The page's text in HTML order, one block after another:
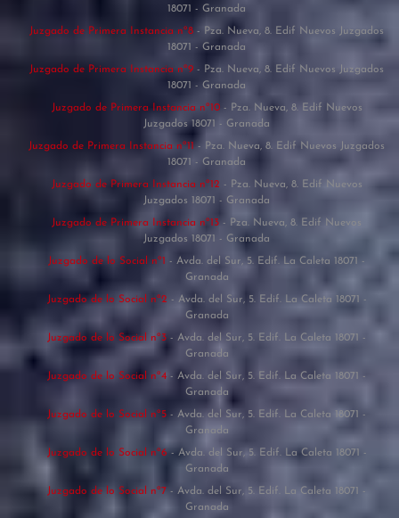
18071 - Granada
Juzgado de Primera Instancia nº8 - Pza. Nueva, 8. Edif Nuevos Juzgados
18071 - Granada
Juzgado de Primera Instancia nº9 - Pza. Nueva, 8. Edif Nuevos Juzgados
18071 - Granada
Juzgado de Primera Instancia nº10 - Pza. Nueva, 8. Edif Nuevos
Juzgados 18071 - Granada
Juzgado de Primera Instancia nº11 - Pza. Nueva, 8. Edif Nuevos Juzgados
18071 - Granada
Juzgado de Primera Instancia nº12 - Pza. Nueva, 8. Edif Nuevos
Juzgados 18071 - Granada
Juzgado de Primera Instancia nº13 - Pza. Nueva, 8. Edif Nuevos
Juzgados 18071 - Granada
Juzgado de lo Social nº1 - Avda. del Sur, 5. Edif. La Caleta 18071 -
Granada
Juzgado de lo Social nº2 - Avda. del Sur, 5. Edif. La Caleta 18071 -
Granada
Juzgado de lo Social nº3 - Avda. del Sur, 5. Edif. La Caleta 18071 -
Granada
Juzgado de lo Social nº4 - Avda. del Sur, 5. Edif. La Caleta 18071 -
Granada
Juzgado de lo Social nº5 - Avda. del Sur, 5. Edif. La Caleta 18071 -
Granada
Juzgado de lo Social nº6 - Avda. del Sur, 5. Edif. La Caleta 18071 -
Granada
Juzgado de lo Social nº7 - Avda. del Sur, 5. Edif. La Caleta 18071 -
Granada